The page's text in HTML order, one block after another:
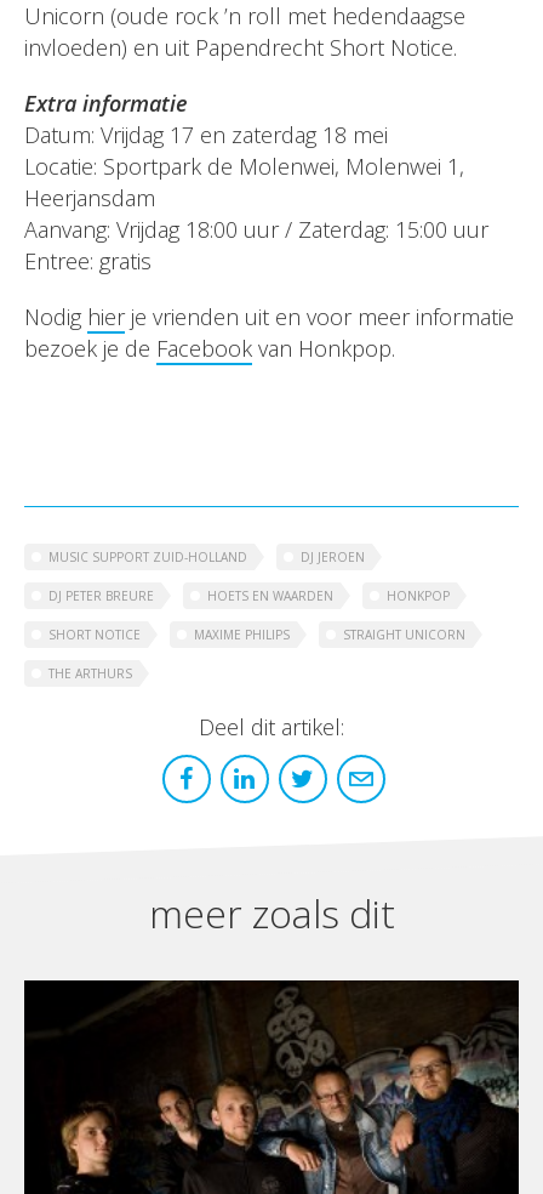
Unicorn (oude rock ’n roll met hedendaagse
invloeden) en uit Papendrecht Short Notice.
Extra informatie
Datum: Vrijdag 17 en zaterdag 18 mei
Locatie: Sportpark de Molenwei, Molenwei 1,
Heerjansdam
Aanvang: Vrijdag 18:00 uur / Zaterdag: 15:00 uur
Entree: gratis
Nodig hierje vrienden uit en voor meer informatie
bezoek je de Facebook van Honkpop.
MUSIC SUPPORT ZUID-HOLLAND DJ JEROEN
DJ PETER BREURE HOETS EN WAARDEN HONKPOP
SHORT NOTICE MAXIME PHILIPS STRAIGHT UNICORN
THE ARTHURS
Deel dit artikel:
meer zoals dit